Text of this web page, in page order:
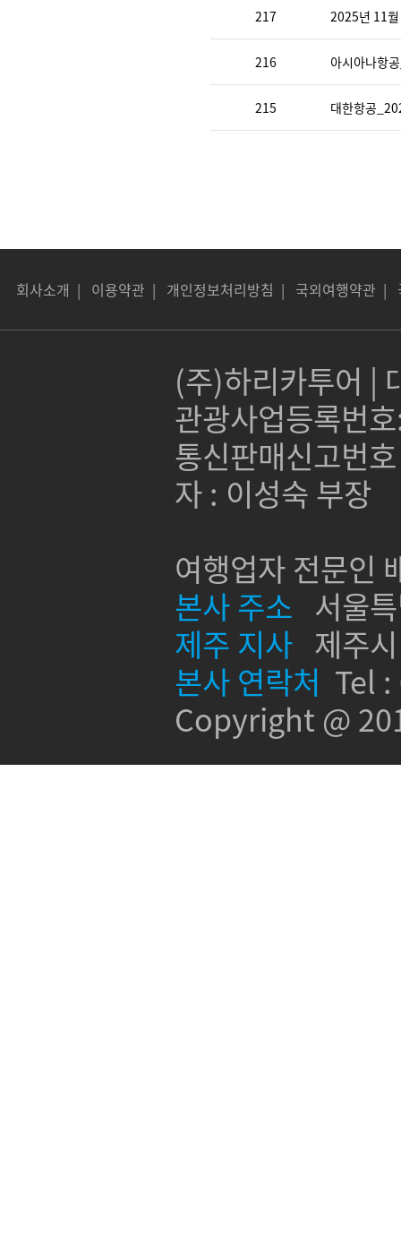
217 2025년 11월
216 아시아나항
215 대한항공
회사소개 | 이용약관 | 개인정보처리방침 | 국외여행약관 |
(주)하리카투어 |
관광사업등록번
통신판매신고번
자 : 이성숙 부장
여행업자 전문인
본사 주소 서울
제주 지사 제주
본사 연락처 Tel
Copyright @